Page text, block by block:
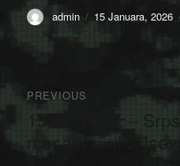
Author
admin
Posted
15 Januara, 2026
Navigacija
članaka
PREVIOUS
Previous
15.01.1993. –
masakr u ulici